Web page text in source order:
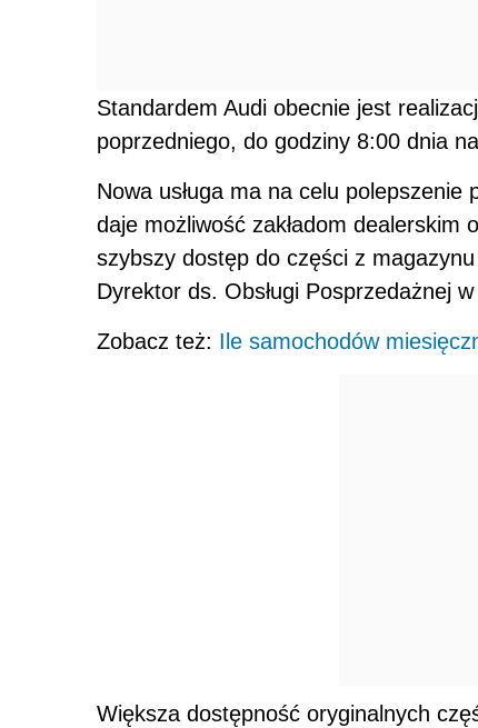
Standardem Audi obecnie jest
poprzedniego, do godziny 8:00 dnia
Nowa usługa ma na celu polepszenie
daje możliwość zakładom dealerskim
szybszy dostęp do części z
Dyrektor ds. Obsługi Posprzedażnej
Zobacz też: Ile samochodów
Większa dostępność oryginalnych